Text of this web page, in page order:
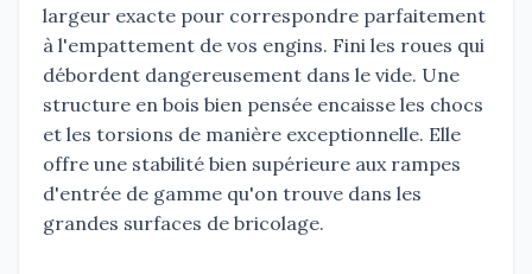
largeur exacte pour correspondre parfaitement
à l'empattement de vos engins. Fini les roues qui
débordent dangereusement dans le vide. Une
structure en bois bien pensée encaisse les chocs
et les torsions de manière exceptionnelle. Elle
offre une stabilité bien supérieure aux rampes
d'entrée de gamme qu'on trouve dans les
grandes surfaces de bricolage.